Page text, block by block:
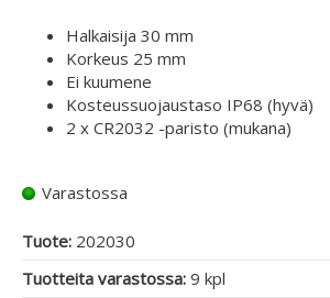
Halkaisija 30 mm
Korkeus 25 mm
Ei kuumene
Kosteussuojaustaso IP68 (hyvä)
2 x CR2032 -paristo (mukana)
Varastossa
Tuote: 202030
Tuotteita varastossa: 9 kpl